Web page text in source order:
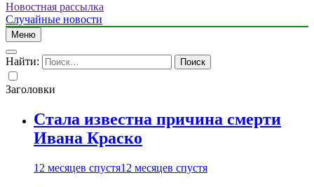
Новостная рассылка
Случайные новости
Меню
Найти:
Заголовки
Стала известна причина смерти
Ивана Краско
12 месяцев спустя12 месяцев спустя